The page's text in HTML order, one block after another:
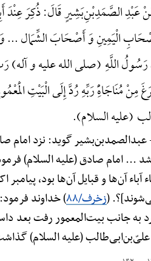
عَبْدِ الصَّمَدِ‌بْنِ‌بَشِیرٍ قَالَ: ذُکِرَ عِنْدَ
الْیَمِینِ وَ أَصْحَابَ الشِّمَال ... وَ
رَسُولُ اللَّهِ (صلی الله علیه و
مِنْ مُنَاجَاهًِْ رَبِّهِ رُدَّ إِلَی الْبَیْتِ
(علیه السلام).
عبدالصمدبن‌بشیر گوید: نزد امام
شد ... امام صادق (علیه السلام)
آن‌ها و قبایل آن‌ها بود،
(زخرف/۸۸
) خداوند
به جانب بیت‌المعمور رفت بعد
علیّ‌بن‌ابی‌طالب (علیه السلام)